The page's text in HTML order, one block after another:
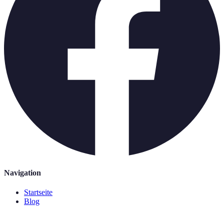
Navigation
Startseite
Blog